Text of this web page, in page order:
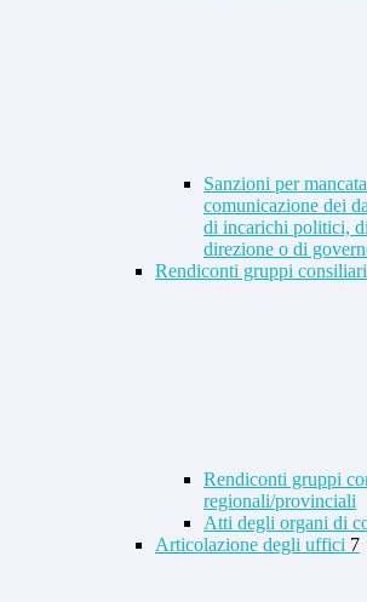
Sanzioni per
comunicazione dei
di incarichi politici,
direzione o di
Rendiconti gruppi
Rendiconti gruppi
regionali/provinciali
Atti degli organi di
Articolazione degli uffici 7